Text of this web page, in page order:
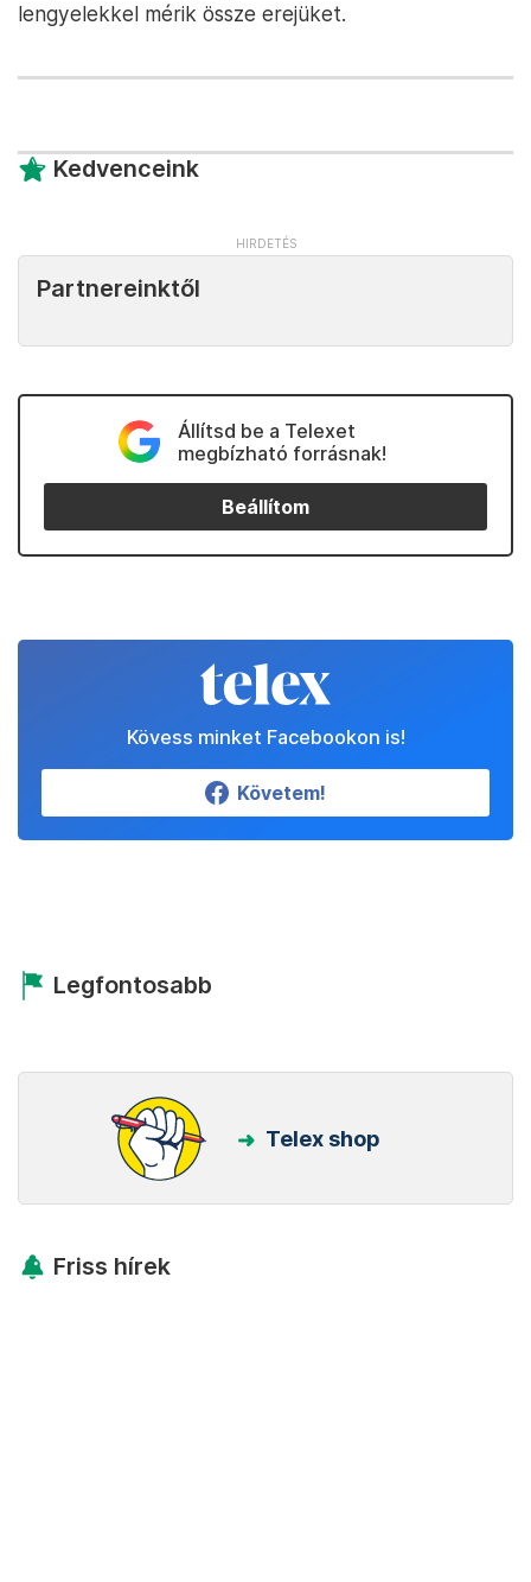
lengyelekkel mérik össze erejüket.
Kedvenceink
Partnereinktől
Állítsd be a Telexet
megbízható forrásnak!
Beállítom
Kövess minket Facebookon is!
Követem!
Legfontosabb
Telex shop
Friss hírek